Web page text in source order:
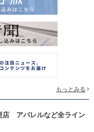
もっとみる
店 アパレルなど全ライン